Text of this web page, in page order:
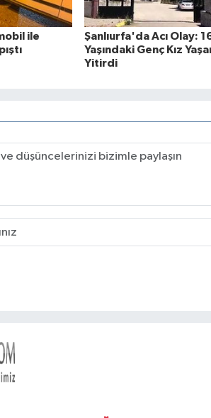
ile
Şanlıurfa'da Acı Olay:
Yaşındaki Genç Kız
Yitirdi